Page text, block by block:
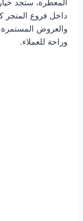
المعطرة، ستجد
داخل فروع المتجر
والعروض
وراحة للعملاء.